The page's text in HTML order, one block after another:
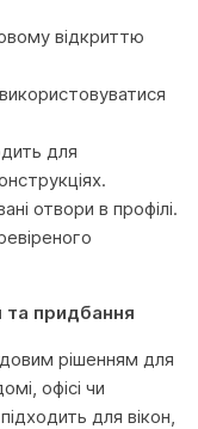
відкриттю
для
отвори в профілі.
та придбання
рішенням для
офісі чи
для вікон,